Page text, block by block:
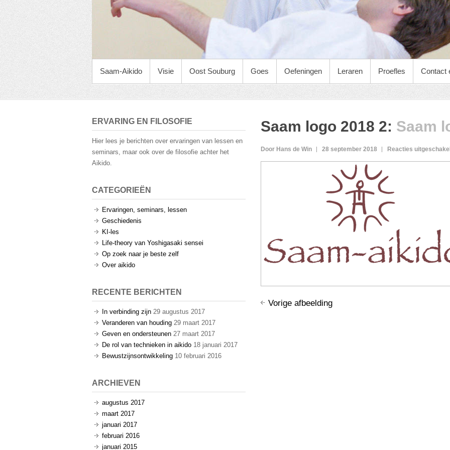
HOOFDMENU
Saam-Aikido Visie Oost Souburg Goes Oefeningen Leraren Proefles Contact
Saam logo 2018 2: Saam
Door Hans de Win 28 september 2018 Reacties
Vorige afbeelding
ERVARING EN FILOSOFIE
Hier lees je berichten over ervaringen van lessen en
seminars, maar ook over de filosofie achter het
Aikido.
CATEGORIEËN
Ervaringen, seminars, lessen
Geschiedenis
KI-les
Life-theory van Yoshigasaki sensei
Op zoek naar je beste zelf
Over aikido
RECENTE BERICHTEN
In verbinding zijn 29 augustus 2017
Veranderen van houding 29 maart 2017
Geven en ondersteunen 27 maart 2017
De rol van technieken in aikido 18 januari 2017
Bewustzijnsontwikkeling 10 februari 2016
ARCHIEVEN
augustus 2017
maart 2017
januari 2017
februari 2016
januari 2015